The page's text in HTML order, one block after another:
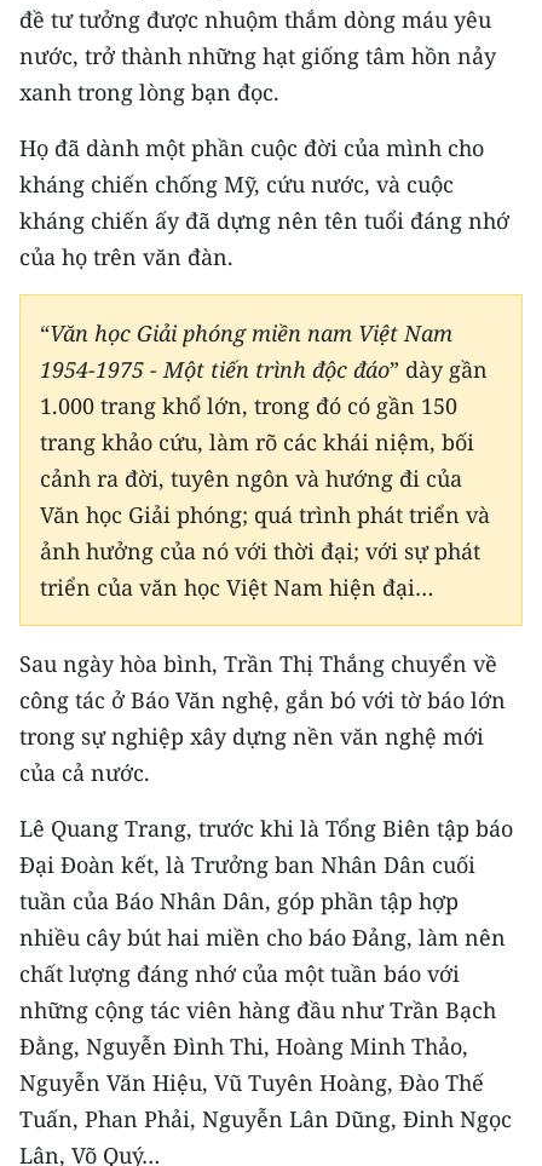
Infographic
TIN MỚI
TIN ĐỊA PHƯƠNG
Trung du và miền núi phía Bắc
Đồng bằng sông Hồng
Bắc Trung Bộ
Duyên hải Nam Trung Bộ và Tây
Nguyên
Đông Nam Bộ
Đồng bằng sông Cửu Long
Chuyên trang Hà Nội
Chuyên trang TP. Hồ Chí Minh
CHUYÊN ĐỀ
CÁC CHUYÊN TRANG
THỜI NAY
NHÂN DÂN CUỐI TUẦN
NHÂN DÂN HẰNG THÁNG
MUA BÁO
ĐỌC BÁO IN
đề tư tưởng được nhuộm thắm dòng máu yêu
nước, trở thành những hạt giống tâm hồn nảy
xanh trong lòng bạn đọc.
Họ đã dành một phần cuộc đời của mình cho
kháng chiến chống Mỹ, cứu nước, và cuộc
kháng chiến ấy đã dựng nên tên tuổi đáng nhớ
của họ trên văn đàn.
“Văn học Giải phóng miền nam Việt Nam
1954-1975 - Một tiến trình độc đáo” dày gần
1.000 trang khổ lớn, trong đó có gần 150
trang khảo cứu, làm rõ các khái niệm, bối
cảnh ra đời, tuyên ngôn và hướng đi của
Văn học Giải phóng; quá trình phát triển và
ảnh hưởng của nó với thời đại; với sự phát
triển của văn học Việt Nam hiện đại…
Sau ngày hòa bình, Trần Thị Thắng chuyển về
công tác ở Báo Văn nghệ, gắn bó với tờ báo lớn
trong sự nghiệp xây dựng nền văn nghệ mới
của cả nước.
Lê Quang Trang, trước khi là Tổng Biên tập báo
Đại Đoàn kết, là Trưởng ban Nhân Dân cuối
tuần của Báo Nhân Dân, góp phần tập hợp
nhiều cây bút hai miền cho báo Đảng, làm nên
chất lượng đáng nhớ của một tuần báo với
những cộng tác viên hàng đầu như Trần Bạch
Đằng, Nguyễn Đình Thi, Hoàng Minh Thảo,
Nguyễn Văn Hiệu, Vũ Tuyên Hoàng, Đào Thế
Tuấn, Phan Phải, Nguyễn Lân Dũng, Đinh Ngọc
Lân, Võ Quý…